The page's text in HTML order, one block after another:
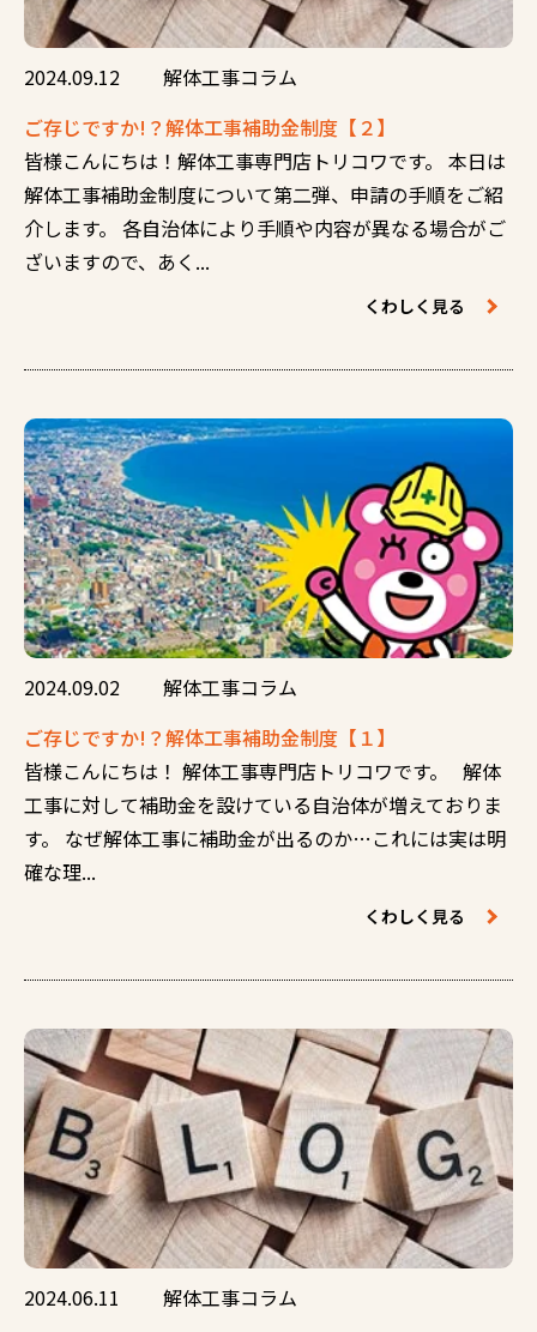
2024.09.12
解体工事コラム
ご存じですか!？解体工事補助金制度【２】
皆様こんにちは！解体工事専門店トリコワです。 本日は
解体工事補助金制度について第二弾、申請の手順をご紹
介します。 各自治体により手順や内容が異なる場合がご
ざいますので、あく...
くわしく見る
2024.09.02
解体工事コラム
ご存じですか!？解体工事補助金制度【１】
皆様こんにちは！ 解体工事専門店トリコワです。 解体
工事に対して補助金を設けている自治体が増えておりま
す。 なぜ解体工事に補助金が出るのか…これには実は明
確な理...
くわしく見る
2024.06.11
解体工事コラム